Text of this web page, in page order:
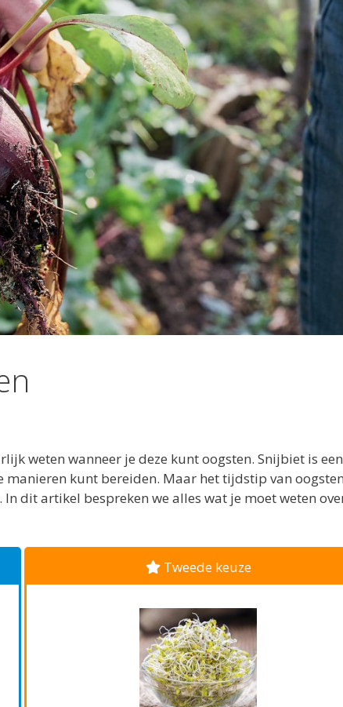
weten wanneer je deze kunt oogsten. Snijbiet is een
manieren kunt bereiden. Maar het tijdstip van
dit artikel bespreken we alles wat je moet weten
Tweede keuze